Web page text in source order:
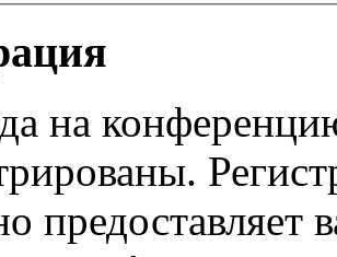
на
предоставляет